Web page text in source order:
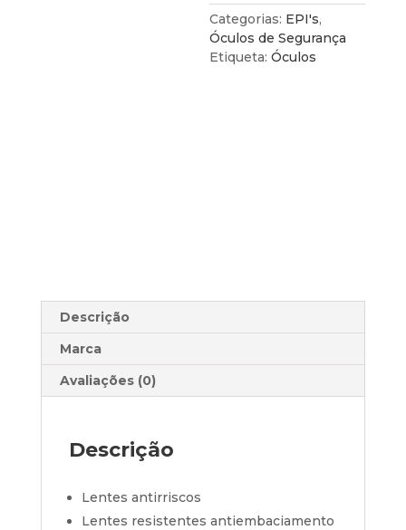
com
Junta
de
Categorias: EPI's,
Óculos de Segurança
Etiqueta:Óculos
Descrição
Marca
Avaliações (0)
Descrição
Lentes antirriscos
Lentes resistentes antiembaciamento